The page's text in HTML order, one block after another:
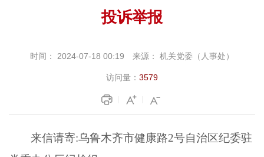
投诉举报
时间： 2024-07-18 00:19 来源： 机关党委（人事处）
访问量： 3579
来信请寄:乌鲁木齐市健康路2号自治区纪委驻